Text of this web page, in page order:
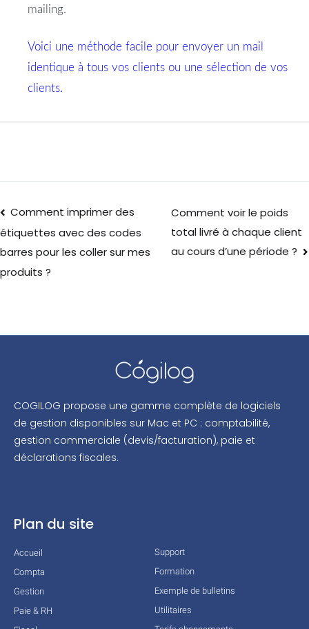
mailing.
Voici une méthode facile pour envoyer un mail
identique à tous vos clients ou une sélection de vos
clients.
Comment imprimer des
étiquettes avec des codes
barres pour les coller sur mes
produits ?
Comment voir le poids
total livré à chaque client
au cours d’une période ?
COGILOG propose une gamme complète de logiciels
de gestion disponibles sur Mac et PC : comptabilité,
gestion commerciale (devis/facturation), paie et
déclarations fiscales.
Plan du site
Accueil
Compta
Gestion
Paie & RH
Support
Formation
Exemple de bulletins
Utilitaires